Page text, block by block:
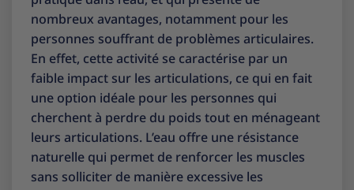
nombreux avantages, notamment pour les
personnes souffrant de problèmes articulaires.
En effet, cette activité se caractérise par un
faible impact sur les articulations, ce qui en fait
une option idéale pour les personnes qui
cherchent à perdre du poids tout en ménageant
leurs articulations. L’eau offre une résistance
naturelle qui permet de renforcer les muscles
sans solliciter de manière excessive les